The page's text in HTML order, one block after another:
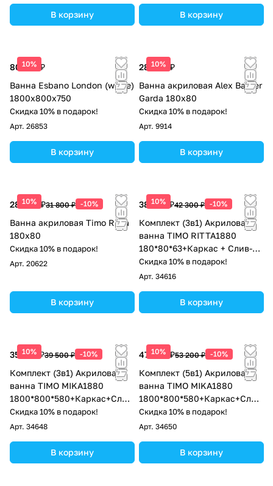
В корзину В корзину
10%
80 325 ₽
Ванна Esbano London (white)
1800x800x750
Скидка 10% в подарок!
Арт. 26853
В корзину
10%
28 893 ₽
Ванна акриловая Alex Baitler
Garda 180x80
Скидка 10% в подарок!
Арт. 9914
В корзину
10%
28 620 ₽31 800 ₽ -10%
Ванна акриловая Timo Ritta
180x80
Скидка 10% в подарок!
Арт. 20622
В корзину
10%
38 070 ₽42 300 ₽ -10%
Комплект (3в1) Акриловая
ванна TIMO RITTA1880
180*80*63+Каркас + Слив-
перелив
Скидка 10% в подарок!
Арт. 34616
В корзину
10%
35 550 ₽39 500 ₽ -10%
Комплект (3в1) Акриловая
ванна TIMO MIKA1880
1800*800*580+Каркас+Слив
-перелив
Скидка 10% в подарок!
Арт. 34648
В корзину
10%
47 880 ₽53 200 ₽ -10%
Комплект (5в1) Акриловая
ванна TIMO MIKA1880
1800*800*580+Каркас+Слив
-перелив+фронтальная
панель+торцевая панель
Скидка 10% в подарок!
Арт. 34650
В корзину